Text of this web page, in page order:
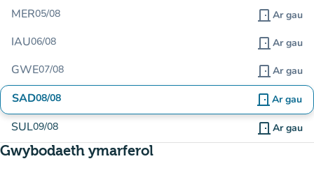
MER05/08 door_front Ar gau
IAU06/08 door_front Ar gau
GWE07/08 door_front Ar gau
SAD08/08 door_front Ar gau
SUL09/08 door_front Ar gau
Gwybodaeth ymarferol